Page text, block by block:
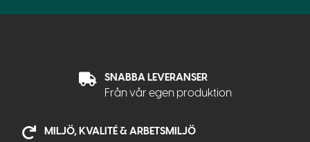
SNABBA LEVERANSER
Från vår egen produktion
MILJÖ, KVALITÉ & ARBETSMILJÖ